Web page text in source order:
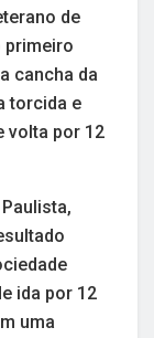
de
primeiro
cancha da
torcida e
volta por 12
ida por 12
uma